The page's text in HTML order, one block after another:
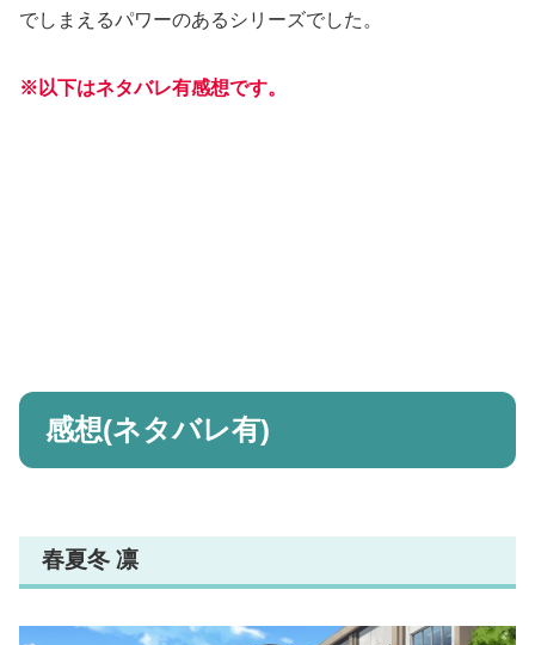
でしまえるパワーのあるシリーズでした。
※以下はネタバレ有感想です。
感想(ネタバレ有)
春夏冬 凛